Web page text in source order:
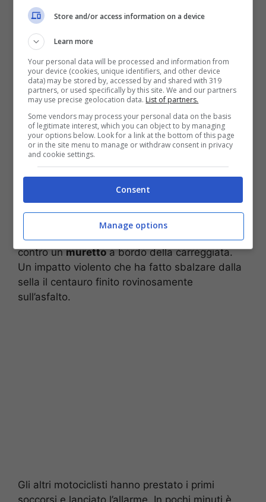
giardino: donna perde la vita
Lutto aVeroli, in provincia diFrosinone, per la
morte diManuel Scaccia, 35enne rimasto
vittima di un tragico incidente stradale avvenuto
nella mattinata di ieri,domenica 19 marzo,
lungo la regionale Valle del Liri ad Itri (Latina).
fuori porta con altri motociclisti. Per cause
ancora in fase di accertamento, all’altezza di
35enne avrebbe perso il controllo della sua
Yamaha R1che ha terminato la propria corsa
contro unmurettoa bordo della carreggiata.
Un impatto violento che ha fatto sbalzare dalla
sella il centauro finito rovinosamente
sull’asfalto.
Gli altri motociclisti hanno prestato i primi
soccorsi e lanciato l’allarme. In pochi minuti è
Store and/or access information on a device
Learn more
Your personal data will be processed and information from
your device (cookies, unique identifiers, and other device
data) may be stored by, accessed by and shared with 319
partners, or used specifically by this site. We and our partners
may use precise geolocation data. List of partners.
Some vendors may process your personal data on the basis
of legitimate interest, which you can object to by managing
your options below. Look for a link at the bottom of this page
or in the site menu to manage or withdraw consent in privacy
and cookie settings.
Consent
Manage options